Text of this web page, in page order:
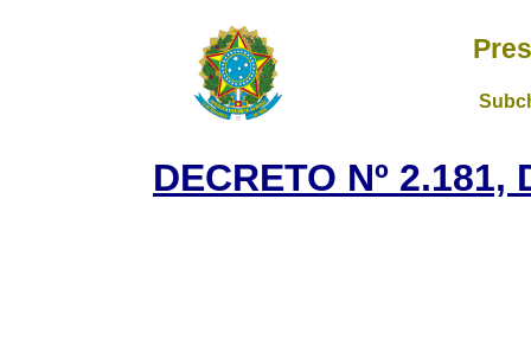
DECRETO Nº 2.181,